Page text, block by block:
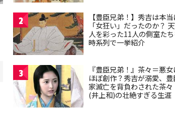
2
【豊臣兄弟！】秀吉は本当
「女狂い」だったのか？
人を彩った11人の側室た
時系列で一挙紹介
3
『豊臣兄弟！』茶々＝悪
ほぼ創作？秀吉が溺愛、豊
家滅亡を背負わされた茶々
(井上和)の壮絶すぎる生涯